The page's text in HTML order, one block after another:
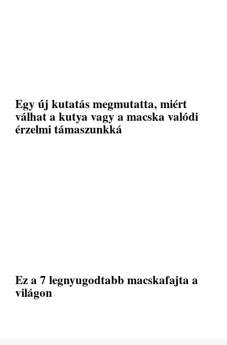
Egy új kutatás megmutatta, miért
válhat a kutya vagy a macska valódi
érzelmi támaszunkká
Ez a 7 legnyugodtabb macskafajta a
világon